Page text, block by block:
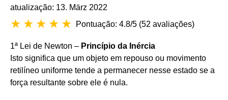
atualização: 13. März 2022
Pontuação: 4.8/5 (52 avaliações)
1ª Lei de Newton – Princípio da Inércia
Isto significa que um objeto em repouso ou movimento
retilíneo uniforme tende a permanecer nesse estado se a
força resultante sobre ele é nula.